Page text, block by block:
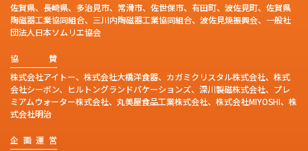
佐賀県、長崎県、多治見市、常滑市、佐世保市、有田町、波佐見町、佐賀県
陶磁器工業協同組合、三川内陶磁器工業協同組合、波佐見焼振興会、一般社
団法人日本ソムリエ協会
協
賛
株式会社アイトー、株式会社大橋洋食器、カガミクリスタル株式会社、株式
会社シーボン、ヒルトングランドバケーションズ、深川製磁株式会社、プレ
ミアムウォーター株式会社、丸美屋食品工業株式会社、株式会社MIYOSHI、株
式会社明治
企 画 運 営